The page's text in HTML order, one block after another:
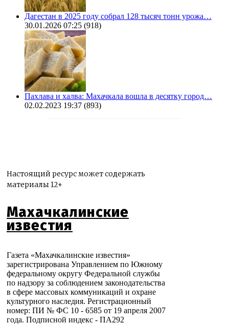
Дагестан в 2025 году собрал 128 тысяч тонн урожа…
30.01.2026 07:25 (918)
Пахлава и халва: Махачкала вошла в десятку город…
02.02.2023 19:37 (893)
Настоящий ресурс может содержать
материалы 12+
Махачкалинские
известия
Газета «Махачкалинские известия»
зарегистрирована Управлением по Южному
федеральному округу Федеральной службы
по надзору за соблюдением законодательства
в сфере массовых коммуникаций и охране
культурного наследия. Регистрационный
номер: ПИ № ФС 10 - 6585 от 19 апреля 2007
года. Подписной индекс - ПА292